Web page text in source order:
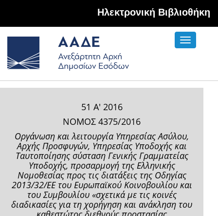
Hλεκτρονική Βιβλιοθήκη
Toggle
51 Α' 2016
ΝΟΜΟΣ 4375/2016
Οργάνωση και λειτουργία Υπηρεσίας Ασύλου,
Αρχής Προσφυγών, Υπηρεσίας Υποδοχής και
Ταυτοποίησης σύσταση Γενικής Γραμματείας
Υποδοχής, προσαρμογή της Ελληνικής
Νομοθεσίας προς τις διατάξεις της Οδηγίας
2013/32/ΕΕ του Ευρωπαϊκού Κοινοβουλίου και
του Συμβουλίου «σχετικά με τις κοινές
διαδικασίες για τη χορήγηση και ανάκληση του